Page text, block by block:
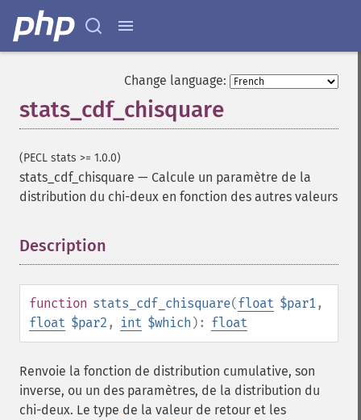
Change language:
stats_cdf_chisquare
(PECL stats >= 1.0.0)
stats_cdf_chisquare — Calcule un paramètre de la
distribution du chi-deux en fonction des autres valeurs
Description
function stats_cdf_chisquare(float $par1,
float $par2 , int $which ): float
Renvoie la fonction de distribution cumulative, son
inverse, ou un des paramètres, de la distribution du
chi-deux. Le type de la valeur de retour et les